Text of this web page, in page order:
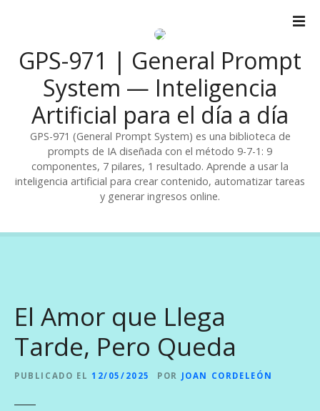
n
GPS-971 | General Prompt
System — Inteligencia
Artificial para el día a día
GPS-971 (General Prompt System) es una biblioteca de
prompts de IA diseñada con el método 9-7-1: 9
componentes, 7 pilares, 1 resultado. Aprende a usar la
inteligencia artificial para crear contenido, automatizar tareas
y generar ingresos online.
El Amor que Llega
Tarde, Pero Queda
PUBLICADO EL 12/05/2025 POR JOAN CORDELEÓN